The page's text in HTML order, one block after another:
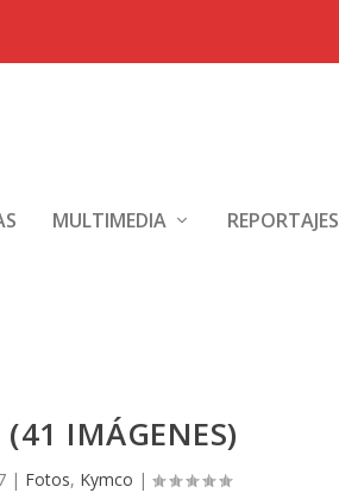
MULTIMEDIA REPORTAJES
IMÁGENES)
| Fotos, Kymco |